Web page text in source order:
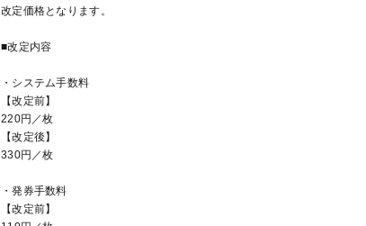
改定価格となります。
■改定内容
・システム手数料
【改定前】
220円／枚
【改定後】
330円／枚
・発券手数料
【改定前】